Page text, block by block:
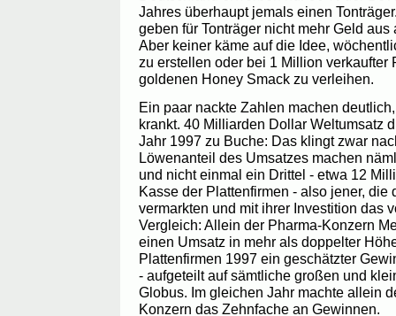
Jahres überhaupt jemals einen
geben für Tonträger nicht mehr Geld
Aber keiner käme auf die Idee,
zu erstellen oder bei 1 Million verkaufter
goldenen Honey Smack zu verleihen.
Ein paar nackte Zahlen machen
krankt. 40 Milliarden Dollar Weltumsatz
Jahr 1997 zu Buche: Das klingt zwar
Löwenanteil des Umsatzes machen
und nicht einmal ein Drittel - etwa 12
Kasse der Plattenfirmen - also jener,
vermarkten und mit ihrer Investition das
Vergleich: Allein der Pharma-Konzern
einen Umsatz in mehr als doppelter
Plattenfirmen 1997 ein geschätzter
- aufgeteilt auf sämtliche großen und
Globus. Im gleichen Jahr machte allein
Konzern das Zehnfache an Gewinnen.